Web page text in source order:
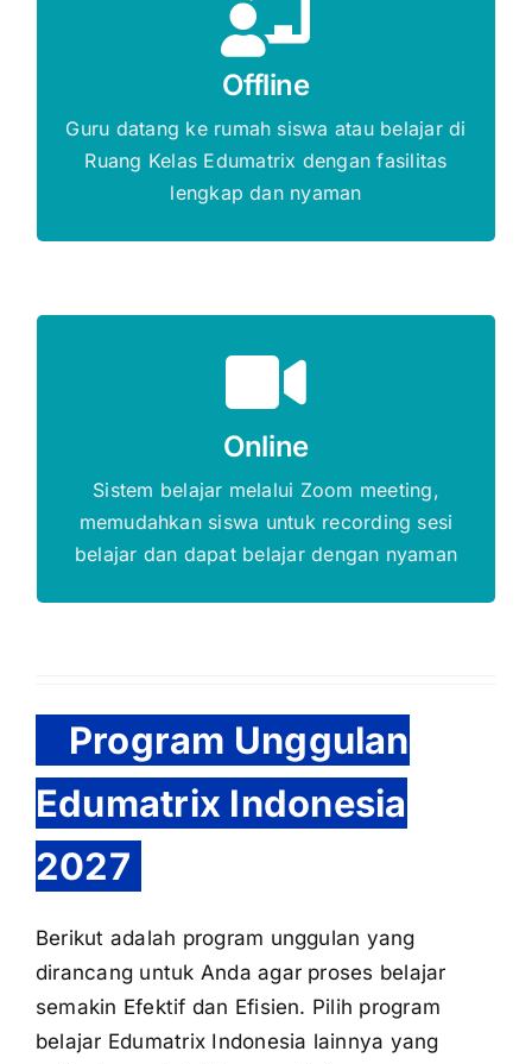
Offline
Guru datang ke rumah siswa atau belajar di
Ruang Kelas Edumatrix dengan fasilitas
lengkap dan nyaman
Gratis Biaya Pendaftaran
DAFTAR SEKARANG
Online
Sistem belajar melalui Zoom meeting,
memudahkan siswa untuk recording sesi
belajar dan dapat belajar dengan nyaman
DAFTAR SEKARANG
Program Unggulan
Edumatrix Indonesia
2027
Berikut adalah program unggulan yang
dirancang untuk Anda agar proses belajar
semakin Efektif dan Efisien. Pilih program
belajar Edumatrix Indonesia lainnya yang